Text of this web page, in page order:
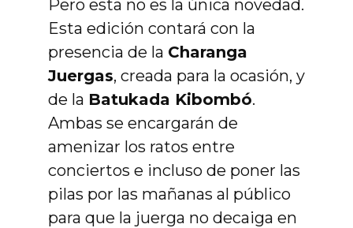
Pero esta no es la única novedad.
Esta edición contará con la
presencia de la Charanga
Juergas, creada para la ocasión, y
de la Batukada Kibombó.
Ambas se encargarán de
amenizar los ratos entre
conciertos e incluso de poner las
pilas por las mañanas al público
para que la juerga no decaiga en